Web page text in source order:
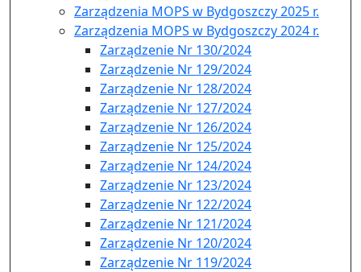
Zarządzenia MOPS w Bydgoszczy 2025 r.
Zarządzenia MOPS w Bydgoszczy 2024 r.
Zarządzenie Nr 130/2024
Zarządzenie Nr 129/2024
Zarządzenie Nr 128/2024
Zarządzenie Nr 127/2024
Zarządzenie Nr 126/2024
Zarządzenie Nr 125/2024
Zarządzenie Nr 124/2024
Zarządzenie Nr 123/2024
Zarządzenie Nr 122/2024
Zarządzenie Nr 121/2024
Zarządzenie Nr 120/2024
Zarządzenie Nr 119/2024